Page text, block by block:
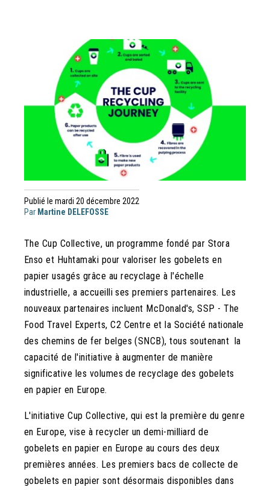
Publié le mardi 20 décembre 2022
Par Martine DELEFOSSE
The Cup Collective, un programme fondé par Stora
Enso et Huhtamaki pour valoriser les gobelets en
papier usagés grâce au recyclage à l'échelle
industrielle, a accueilli ses premiers partenaires. Les
nouveaux partenaires incluent McDonald's, SSP - The
Food Travel Experts, C2 Centre et la Société nationale
des chemins de fer belges (SNCB), tous soutenant la
capacité de l'initiative à augmenter de manière
significative les volumes de recyclage des gobelets
en papier en Europe.
L'initiative Cup Collective, qui est la première du genre
en Europe, vise à recycler un demi-milliard de
gobelets en papier en Europe au cours des deux
premières années. Les premiers bacs de collecte de
gobelets en papier sont désormais disponibles dans